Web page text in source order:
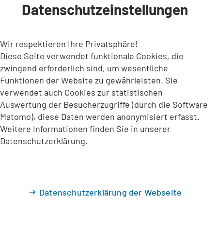
INHALT ANSPRINGEN
Datenschutzeinstellungen
Wir respektieren Ihre Privatsphäre!
Diese Seite verwendet funktionale Cookies, die
zwingend erforderlich sind, um wesentliche
Funktionen der Website zu gewährleisten. Sie
verwendet auch Cookies zur statistischen
Auswertung der Besucherzugriffe (durch die Software
Matomo), diese Daten werden anonymisiert erfasst.
Weitere Informationen finden Sie in unserer
Datenschutzerklärung.
Datenschutzerklärung der Webseite